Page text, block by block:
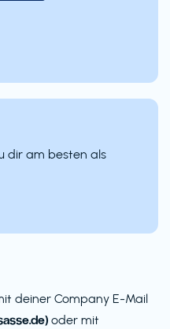
dir am besten als
deiner Company E-Mail
oder mit